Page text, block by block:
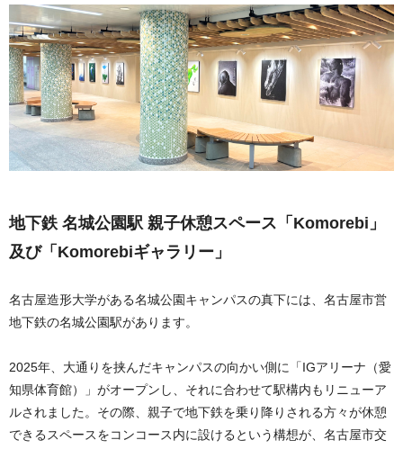
地下鉄 名城公園駅 親子休憩スペース「Komorebi」
及び「Komorebiギャラリー」
名古屋造形大学がある名城公園キャンパスの真下には、名古屋市営
地下鉄の名城公園駅があります。
2025年、大通りを挟んだキャンパスの向かい側に「IGアリーナ（愛
知県体育館）」がオープンし、それに合わせて駅構内もリニューア
ルされました。その際、親子で地下鉄を乗り降りされる方々が休憩
できるスペースをコンコース内に設けるという構想が、名古屋市交